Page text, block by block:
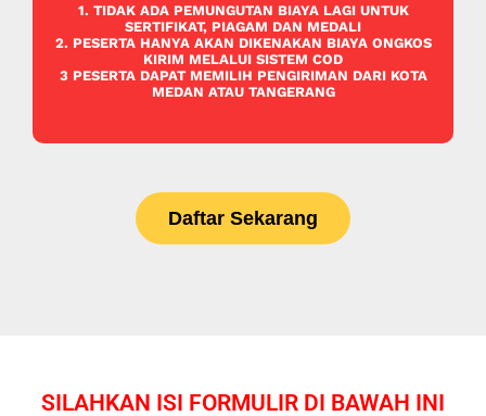
1. TIDAK ADA PEMUNGUTAN BIAYA LAGI UNTUK
SERTIFIKAT, PIAGAM DAN MEDALI
2. PESERTA HANYA AKAN DIKENAKAN BIAYA ONGKOS
KIRIM MELALUI SISTEM COD
3 PESERTA DAPAT MEMILIH PENGIRIMAN DARI KOTA
MEDAN ATAU TANGERANG
Daftar Sekarang
SILAHKAN ISI FORMULIR DI BAWAH INI